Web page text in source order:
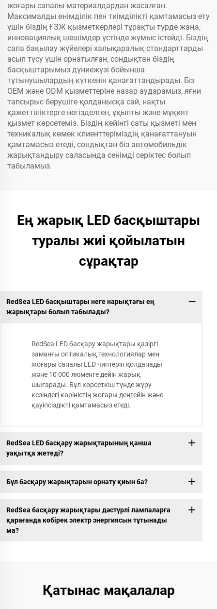
жоғары сапалы материалдардан жасалған.
Максималды өнімділік пен тиімділікті қамтамасыз ету
үшін біздің ҒЗЖ қызметкерлері тұрақты түрде жаңа,
инновациялық шешімдер үстінде жұмыс істейді. Біздің
сапа бақылау жүйелері халықаралық стандарттарды
асып түсу үшін орнатылған, сондықтан біздің
басқыштарымыз дүниежүзі бойынша
тұтынушылардың күткенін қанағаттандырады. Біз
OEM және ODM қызметтеріне назар аударамыз, яғни
тапсырыс берушіге қолданысқа сай, нақты
қажеттіліктерге негізделген, ұқыпты және мұқият
қызмет көрсетеміз. Біздің кейінгі саты қызметі мен
техникалық көмек клиенттеріміздің қанағаттануын
қамтамасыз етеді, сондықтан біз автомобильдік
жарықтандыру саласында сенімді серіктес болып
табыламыз.
Ең жарық LED басқыштары
туралы жиі қойылатын
сұрақтар
RedSea LED басқыштары неге нарықтағы ең
жарықтары болып табылады?
RedSea LED басқару жарықтары қазіргі
заманғы оптикалық технологиялар мен
жоғары сапалы LED чиптерін қолданады
және 10 000 люменге дейін жарық
шығарады. Бұл көрсеткіш түнде жүру
кезіндегі көріністің жоғары деңгейін және
қауіпсіздікті қамтамасыз етеді.
RedSea LED басқару жарықтарының қанша
уақытқа жетеді?
Бұл басқару жарықтарын орнату қиын ба?
RedSea басқару жарықтары дәстүрлі лампаларға
қарағанда көбірек электр энергиясын тұтынады
ма?
Қатынас мақалалар